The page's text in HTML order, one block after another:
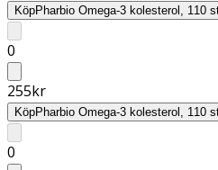
KöpPharbio Omega-3 kolesterol, 110
0
255kr
KöpPharbio Omega-3 kolesterol, 110
0